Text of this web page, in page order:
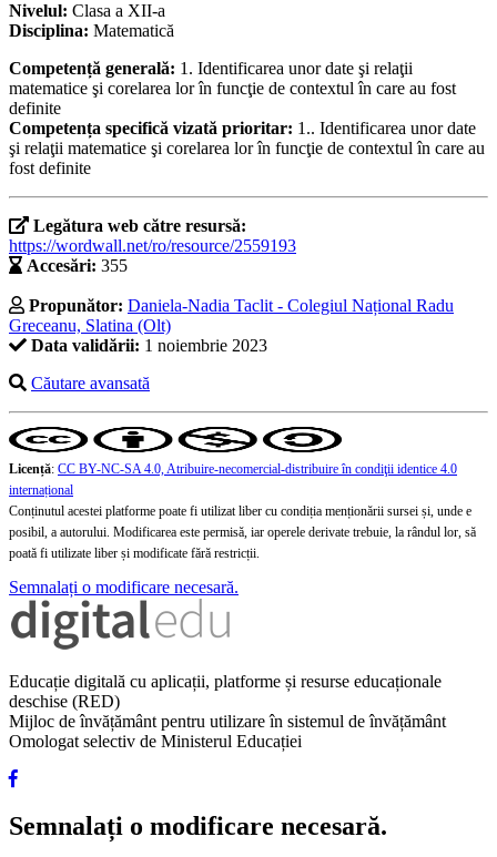
Nivelul: Clasa a XII-a
Disciplina: Matematică
Competență generală: 1. Identificarea unor date şi relaţii
matematice şi corelarea lor în funcţie de contextul în care au fost
definite
Competența specifică vizată prioritar: 1.. Identificarea unor date
şi relaţii matematice şi corelarea lor în funcţie de contextul în care au
fost definite
Legătura web către resursă:
https://wordwall.net/ro/resource/2559193
Accesări: 355
Propunător: Daniela-Nadia Taclit - Colegiul Național Radu
Greceanu, Slatina (Olt)
Data validării: 1 noiembrie 2023
Căutare avansată
Licență: CC BY-NC-SA 4.0, Atribuire-necomercial-distribuire în condiţii identice 4.0
internațional
Conținutul acestei platforme poate fi utilizat liber cu condiția menționării sursei și, unde e
posibil, a autorului. Modificarea este permisă, iar operele derivate trebuie, la rândul lor, să
poată fi utilizate liber și modificate fără restricții.
Semnalați o modificare necesară.
Educație digitală cu aplicații, platforme și resurse educaționale
deschise (RED)
Mijloc de învățământ pentru utilizare în sistemul de învățământ
Omologat selectiv de Ministerul Educației
Semnalați o modificare necesară.